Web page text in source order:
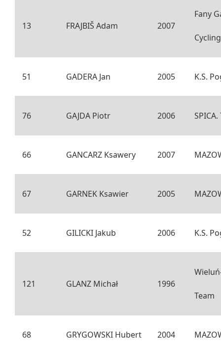
13 FRAJBIŠ Adam 2007
Fany
51 GADERA Jan 2005 K.S.
76 GAJDA Piotr 2006 SPICA.
66 GANCARZ Ksawery 2007
67 GARNEK Ksawier 2005
52 GILICKI Jakub 2006 K.S.
121 GLANZ Michał 1996
Team
68 GRYGOWSKI Hubert 2004